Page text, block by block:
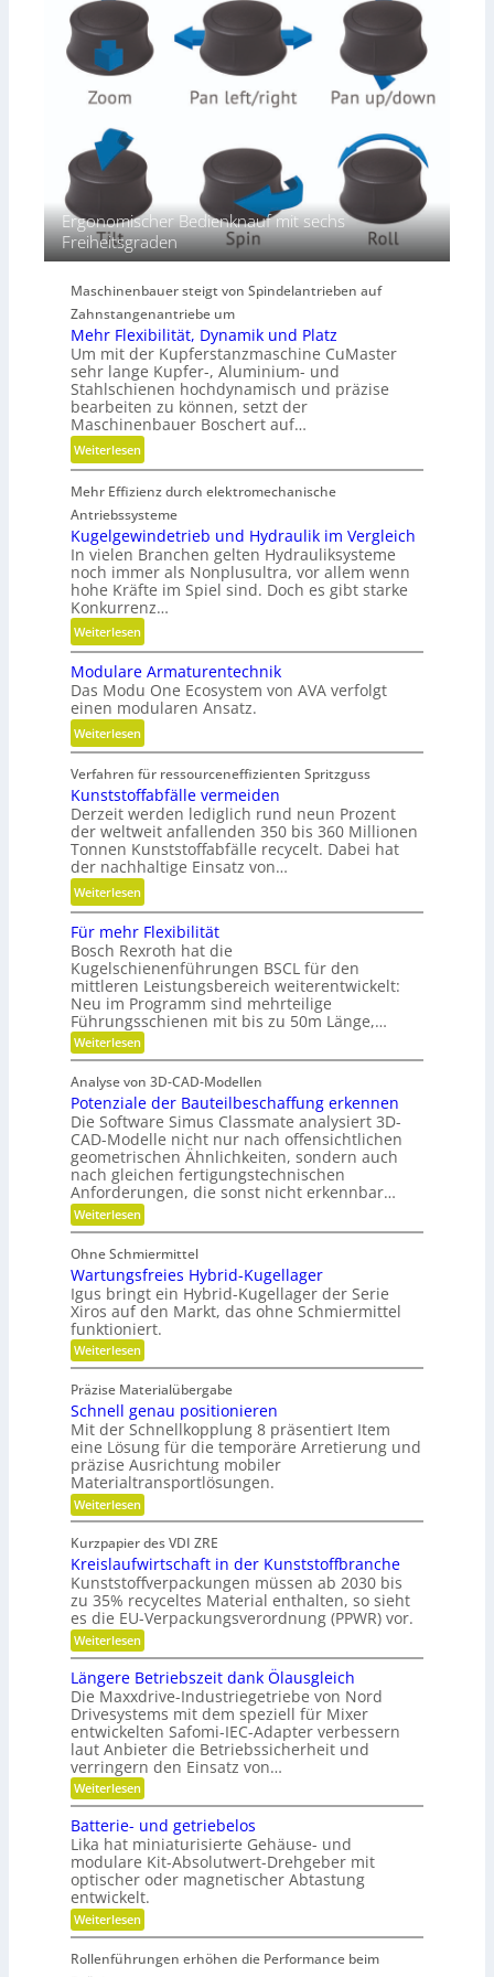
ß
e
e
n
D
n
s
o
n
e
n
Ergonomischer Bedienknauf mit sechs
Freiheitsgraden
Maschinenbauer steigt von Spindelantrieben auf
Zahnstangenantriebe um
Mehr Flexibilität, Dynamik und Platz
Um mit der Kupferstanzmaschine CuMaster
sehr lange Kupfer-, Aluminium- und
Stahlschienen hochdynamisch und präzise
bearbeiten zu können, setzt der
Maschinenbauer Boschert auf…
Weiterlesen:
M
e
h
r
F
l
e
x
i
b
i
l
i
t
t
,
D
y
n
m
k
u
n
d
P
l
a
t
z
Mehr Effizienz durch elektromechanische
Antriebssysteme
Kugelgewindetrieb und Hydraulik im Vergleich
In vielen Branchen gelten Hydrauliksysteme
noch immer als Nonplusultra, vor allem wenn
hohe Kräfte im Spiel sind. Doch es gibt starke
Konkurrenz…
Weiterlesen:
K
u
g
e
l
g
e
w
i
n
d
e
t
r
i
e
b
u
n
d
y
d
r
a
u
l
i
k
i
m
V
e
r
g
l
e
i
c
h
Modulare Armaturentechnik
Das Modu One Ecosystem von AVA verfolgt
einen modularen Ansatz.
Weiterlesen:
M
o
d
u
l
a
r
e
r
m
a
t
u
r
e
n
t
e
c
h
n
i
k
Verfahren für ressourceneffizienten Spritzguss
Kunststoffabfälle vermeiden
Derzeit werden lediglich rund neun Prozent
der weltweit anfallenden 350 bis 360 Millionen
Tonnen Kunststoffabfälle recycelt. Dabei hat
der nachhaltige Einsatz von…
Weiterlesen:
K
u
n
s
s
t
o
f
f
a
b
f
ä
l
l
e
v
e
r
m
e
i
d
e
n
Für mehr Flexibilität
Bosch Rexroth hat die
Kugelschienenführungen BSCL für den
mittleren Leistungsbereich weiterentwickelt:
Neu im Programm sind mehrteilige
Führungsschienen mit bis zu 50m Länge,…
Weiterlesen:
F
r
m
e
h
r
F
l
e
x
i
i
l
i
t
ä
t
Analyse von 3D-CAD-Modellen
Potenziale der Bauteilbeschaffung erkennen
Die Software Simus Classmate analysiert 3D-
CAD-Modelle nicht nur nach offensichtlichen
geometrischen Ähnlichkeiten, sondern auch
nach gleichen fertigungstechnischen
Anforderungen, die sonst nicht erkennbar…
Weiterlesen:
P
t
e
n
z
i
a
l
e
e
r
B
a
u
t
e
i
l
e
s
c
h
a
f
f
u
n
g
e
r
k
e
n
n
e
Ohne Schmiermittel
Wartungsfreies Hybrid-Kugellager
Igus bringt ein Hybrid-Kugellager der Serie
Xiros auf den Markt, das ohne Schmiermittel
funktioniert.
Weiterlesen:
W
r
t
u
n
g
s
f
r
e
e
s
H
y
b
r
i
d
-
K
u
g
e
l
l
a
g
e
r
Präzise Materialübergabe
Schnell genau positionieren
Mit der Schnellkopplung 8 präsentiert Item
eine Lösung für die temporäre Arretierung und
präzise Ausrichtung mobiler
Materialtransportlösungen.
Weiterlesen:
S
h
n
e
l
l
g
e
n
a
u
p
o
s
i
t
i
o
n
i
e
r
e
n
Kurzpapier des VDI ZRE
Kreislaufwirtschaft in der Kunststoffbranche
Kunststoffverpackungen müssen ab 2030 bis
zu 35% recyceltes Material enthalten, so sieht
es die EU-Verpackungsverordnung (PPWR) vor.
Weiterlesen:
K
r
e
i
s
l
a
u
f
w
i
r
t
s
c
h
a
f
t
n
Längere Betriebszeit dank Ölausgleich
Die Maxxdrive-Industriegetriebe von Nord
Drivesystems mit dem speziell für Mixer
entwickelten Safomi-IEC-Adapter verbessern
laut Anbieter die Betriebssicherheit und
verringern den Einsatz von…
Weiterlesen:
L
n
g
e
r
e
B
e
t
r
Batterie- und getriebelos
Lika hat miniaturisierte Gehäuse- und
modulare Kit-Absolutwert-Drehgeber mit
optischer oder magnetischer Abtastung
entwickelt.
Weiterlesen:
B
t
Rollenführungen erhöhen die Performance beim